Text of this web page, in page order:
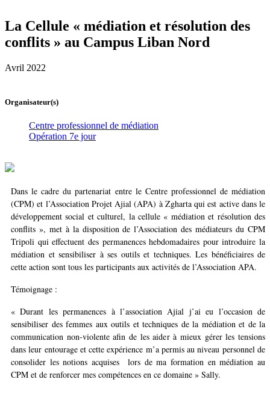
La Cellule « médiation et résolution des
conflits » au Campus Liban Nord
Avril 2022
Organisateur(s)
Centre professionnel de médiation
Opération 7e jour
Dans le cadre du partenariat entre le Centre professionnel de médiation
(CPM) et l’Association Projet Ajial (APA) à Zgharta qui est active dans le
développement social et culturel, la cellule « médiation et résolution des
conflits », met à la disposition de l’Association des médiateurs du CPM
Tripoli qui effectuent des permanences hebdomadaires pour introduire la
médiation et sensibiliser à ses outils et techniques. Les bénéficiaires de
cette action sont tous les participants aux activités de l’Association APA.
Témoignage :
« Durant les permanences à l’association Ajial j’ai eu l’occasion de
sensibiliser des femmes aux outils et techniques de la médiation et de la
communication non-violente afin de les aider à mieux gérer les tensions
dans leur entourage et cette expérience m’a permis au niveau personnel de
consolider les notions acquises lors de ma formation en médiation au
CPM et de renforcer mes compétences en ce domaine » Sally.